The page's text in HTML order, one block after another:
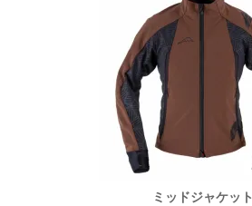
ミッドジャケット